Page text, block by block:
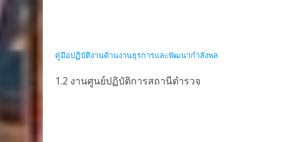
คู่มือปฏิบัติงานด้านงานธุรการและพัฒนากำลังพล
1.2 งานศูนย์ปฏิบัติการสถานีตำรวจ